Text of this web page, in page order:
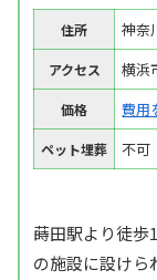
住所 神奈
アクセス 横浜
価格 費用
ペット埋葬 不可
蒔田駅より徒歩
の施設に設けら